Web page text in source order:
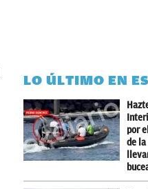
LO ÚLTIMO EN
por
de la